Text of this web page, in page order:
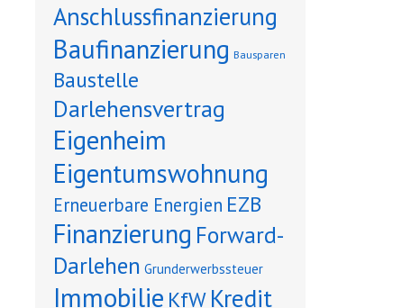
Anschlussfinanzierung
Baufinanzierung Bausparen
Baustelle
Darlehensvertrag
Eigenheim
Eigentumswohnung
Erneuerbare Energien EZB
Finanzierung Forward-
Darlehen Grunderwerbssteuer
Immobilie KfWKredit